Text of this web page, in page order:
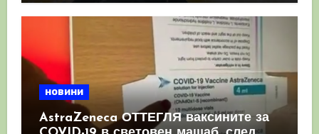
новини
AstraZeneca ОТТЕГЛЯ ваксините за